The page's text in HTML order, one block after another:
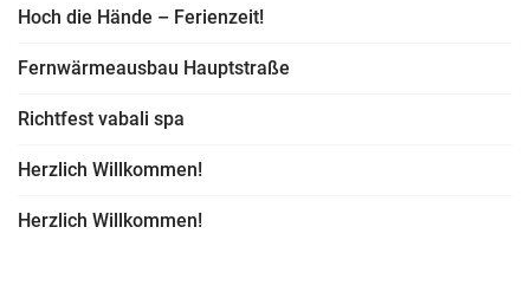
Hoch die Hände – Ferienzeit!
Fernwärmeausbau Hauptstraße
Richtfest vabali spa
Herzlich Willkommen!
Herzlich Willkommen!